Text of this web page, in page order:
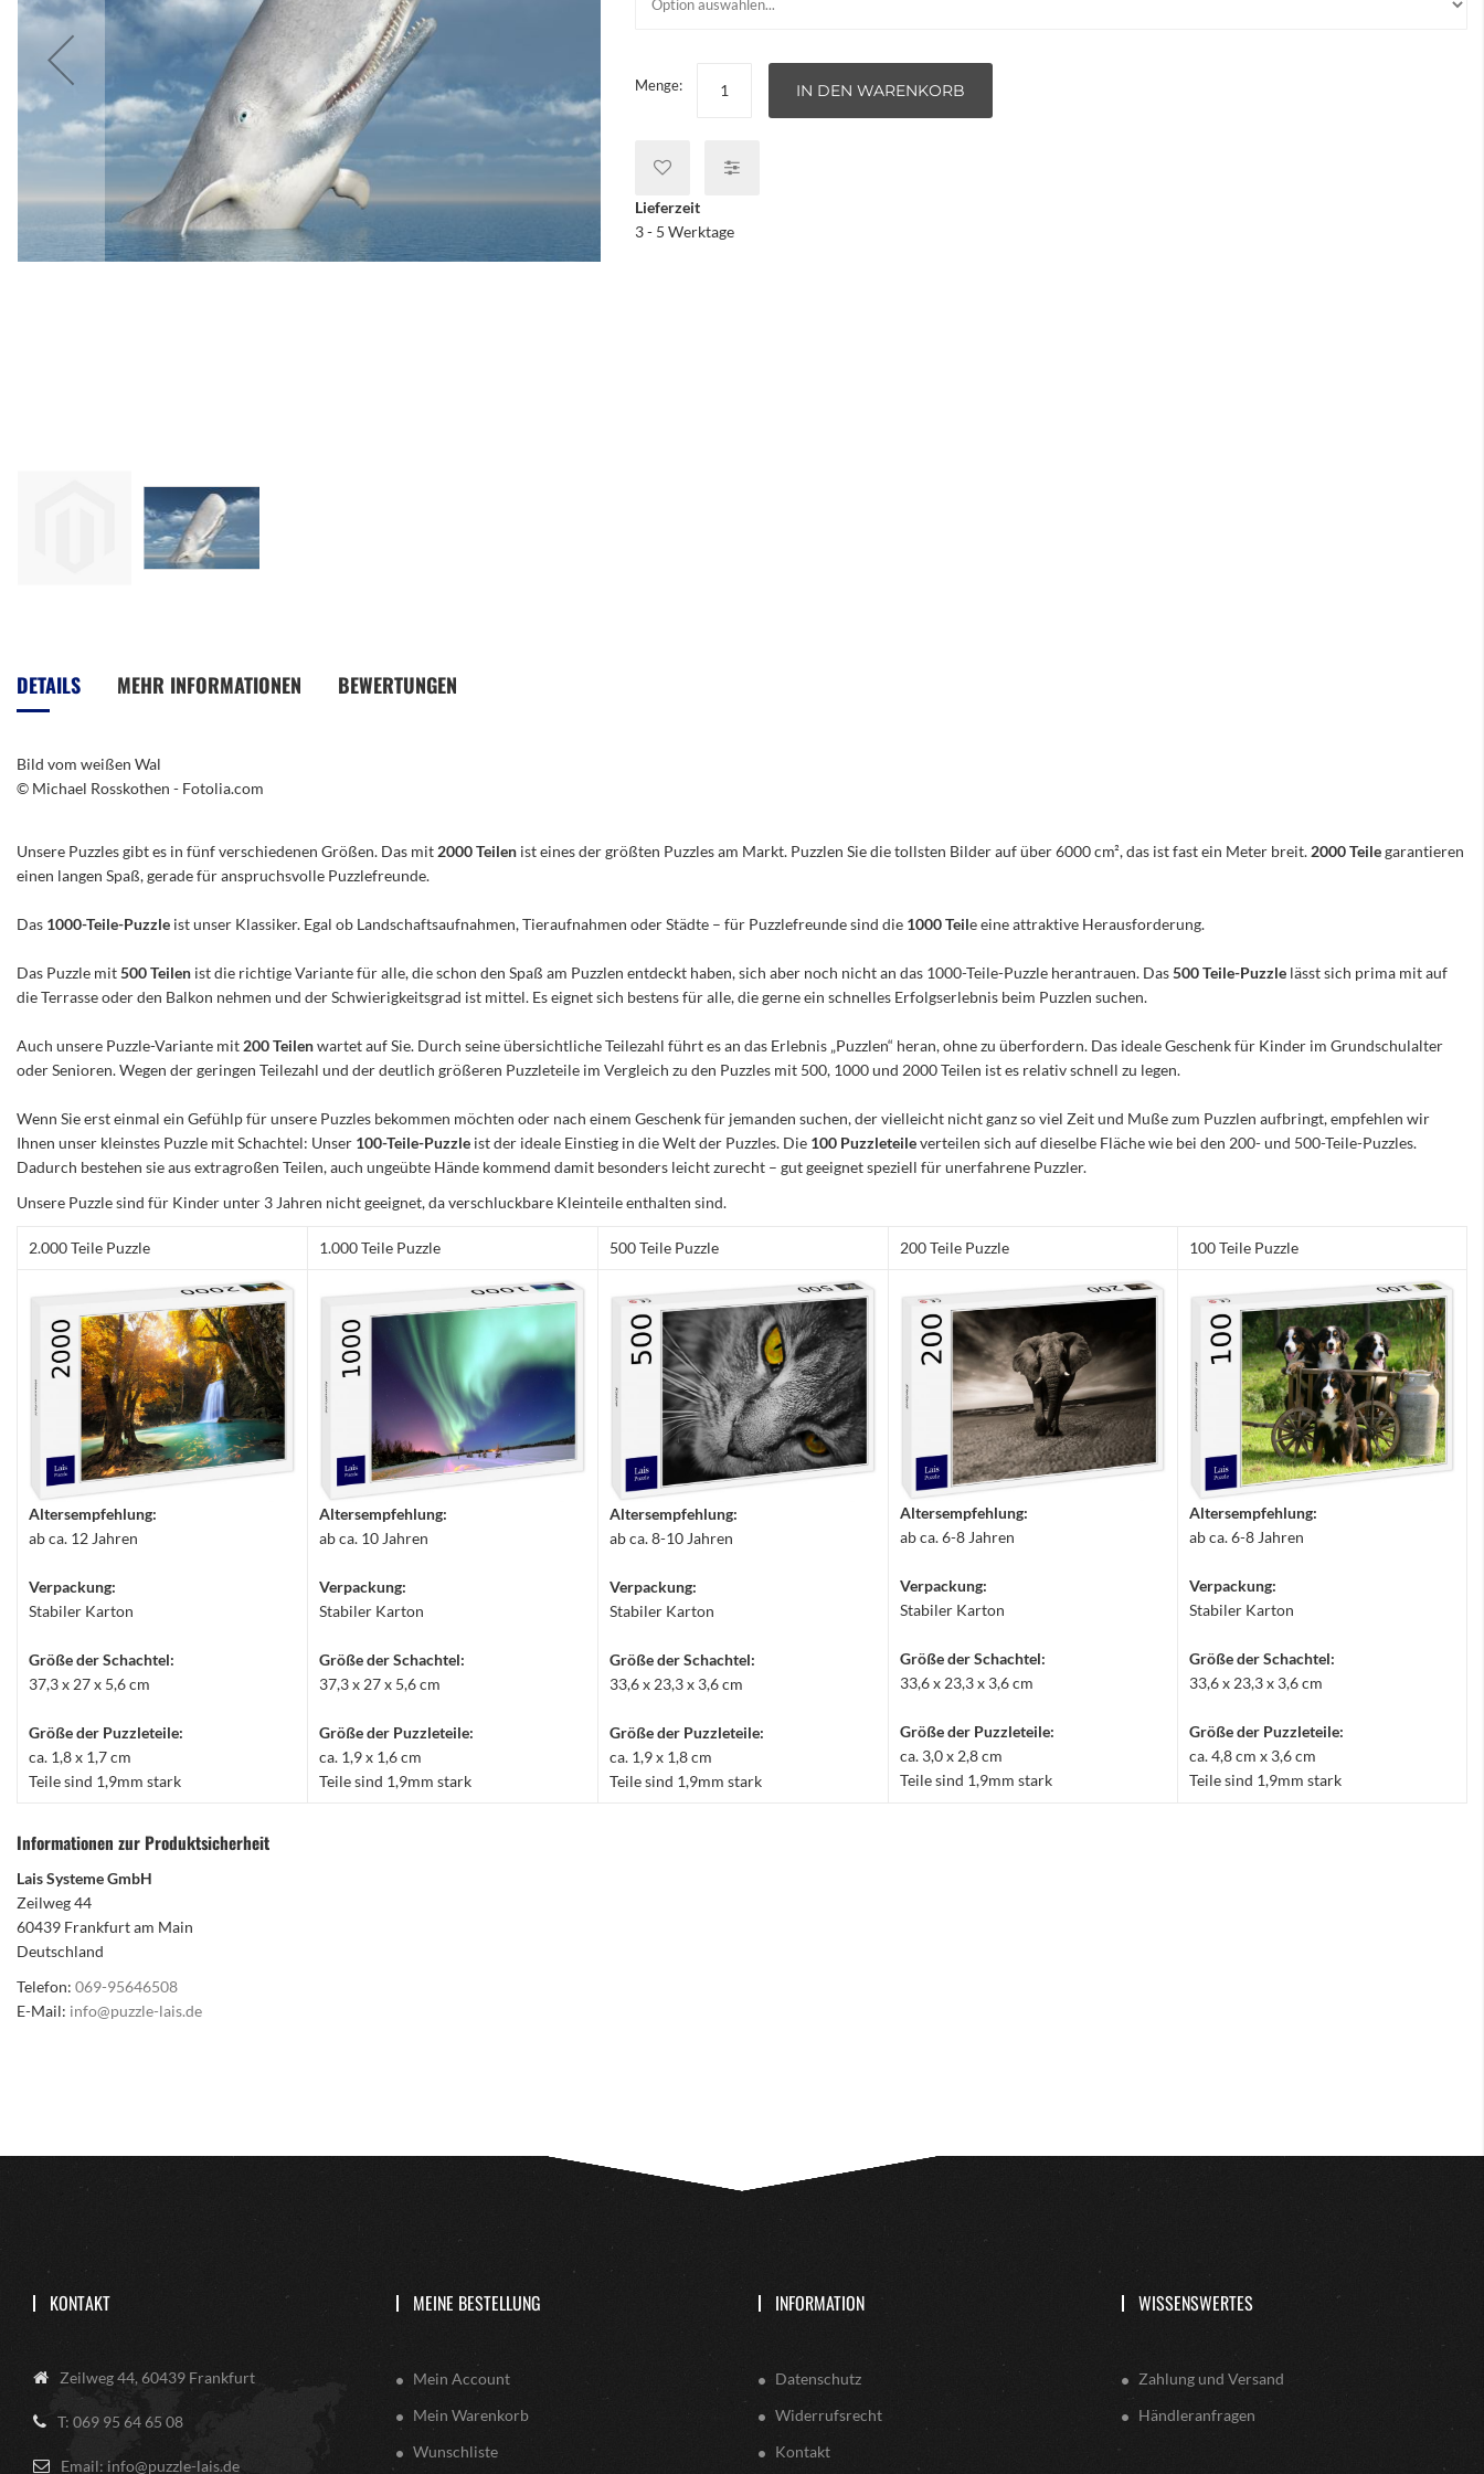
Bildergalerie
springen
Menge: IN DEN WARENKORB
Lieferzeit
3 - 5 Werktage
DETAILS
Bild vom weißen Wal
© Michael Rosskothen - Fotolia.com
MEHR INFORMATIONEN BEWERTUNGEN
Unsere Puzzles gibt es in fünf verschiedenen Größen. Das mit 2000 Teilen ist eines der größten Puzzles am Markt. Puzzlen Sie die tollsten Bilder auf über 6000 cm², das ist fast ein Meter breit. 2000 Teilegarantieren
einen langen Spaß, gerade für anspruchsvolle Puzzlefreunde.
Das 1000-Teile-Puzzle ist unser Klassiker. Egal ob Landschaftsaufnahmen, Tieraufnahmen oder Städte – für Puzzlefreunde sind die 1000 Teile eine attraktive Herausforderung.
Das Puzzle mit500 Teilen ist die richtige Variante für alle, die schon den Spaß am Puzzlen entdeckt haben, sich aber noch nicht an das 1000-Teile-Puzzle herantrauen. Das500 Teile-Puzzle lässt sich prima mit auf
die Terrasse oder den Balkon nehmen und der Schwierigkeitsgrad ist mittel. Es eignet sich bestens für alle, die gerne ein schnelles Erfolgserlebnis beim Puzzlen suchen.
Auch unsere Puzzle-Variante mit 200 Teilenwartet auf Sie. Durch seine übersichtliche Teilezahl führt es an das Erlebnis „Puzzlen“ heran, ohne zu überfordern. Das ideale Geschenk für Kinder im Grundschulalter
oder Senioren. Wegen der geringen Teilezahl und der deutlich größeren Puzzleteile im Vergleich zu den Puzzles mit 500, 1000 und 2000 Teilen ist es relativ schnell zu legen.
Wenn Sie erst einmal ein Gefühlp für unsere Puzzles bekommen möchten oder nach einem Geschenk für jemanden suchen, der vielleicht nicht ganz so viel Zeit und Muße zum Puzzlen aufbringt, empfehlen wir
Ihnen unser kleinstes Puzzle mit Schachtel: Unser 100-Teile-Puzzle ist der ideale Einstieg in die Welt der Puzzles. Die 100 Puzzleteileverteilen sich auf dieselbe Fläche wie bei den 200- und 500-Teile-Puzzles.
Dadurch bestehen sie aus extragroßen Teilen, auch ungeübte Hände kommend damit besonders leicht zurecht – gut geeignet speziell für unerfahrene Puzzler.
Unsere Puzzle sind für Kinder unter 3 Jahren nicht geeignet, da verschluckbare Kleinteile enthalten sind.
2.000 Teile Puzzle 1.000 Teile Puzzle 500 Teile Puzzle 200 Teile Puzzle 100 Teile Puzzle
Altersempfehlung:
ab ca. 12 Jahren
Verpackung:
Stabiler Karton
Größe der Schachtel:
37,3 x 27 x 5,6 cm
Größe der Puzzleteile:
ca. 1,8 x 1,7 cm
Teile sind 1,9mm stark
Altersempfehlung:
ab ca. 10 Jahren
Verpackung:
Stabiler Karton
Größe der Schachtel:
37,3 x 27 x 5,6 cm
Größe der Puzzleteile:
ca. 1,9 x 1,6 cm
Teile sind 1,9mm stark
Altersempfehlung:
ab ca. 8-10 Jahren
Verpackung:
Stabiler Karton
Größe der Schachtel:
33,6 x 23,3 x 3,6 cm
Größe der Puzzleteile:
ca. 1,9 x 1,8 cm
Teile sind 1,9mm stark
Altersempfehlung:
ab ca. 6-8 Jahren
Verpackung:
Stabiler Karton
Größe der Schachtel:
33,6 x 23,3 x 3,6 cm
Größe der Puzzleteile:
ca. 3,0 x 2,8 cm
Teile sind 1,9mm stark
Altersempfehlung:
ab ca. 6-8 Jahren
Verpackung:
Stabiler Karton
Größe der Schachtel:
33,6 x 23,3 x 3,6 cm
Größe der Puzzleteile:
ca. 4,8 cm x 3,6 cm
Teile sind 1,9mm stark
Informationen zur Produktsicherheit
Lais Systeme GmbH
Zeilweg 44
60439 Frankfurt am Main
Deutschland
Telefon: 069-95646508
E-Mail: info@puzzle-lais.de
KONTAKT
Zeilweg 44, 60439 Frankfurt
T: 069 95 64 65 08
Email: info@puzzle-lais.de
MEINE BESTELLUNG
Mein Account
Mein Warenkorb
Wunschliste
INFORMATION
Datenschutz
Widerrufsrecht
Kontakt
WISSENSWERTES
Zahlung und Versand
Händleranfragen